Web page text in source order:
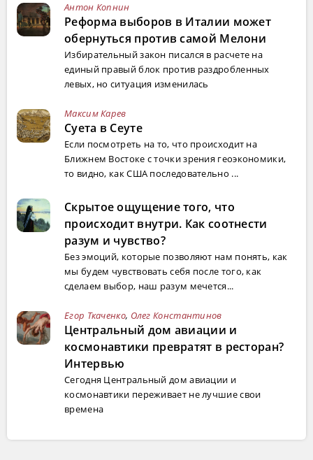
Антон Копнин
Реформа выборов в Италии может
обернуться против самой Мелони
Избирательный закон писался в расчете на
единый правый блок против раздробленных
левых, но ситуация изменилась
Максим Карев
Суета в Сеуте
Если посмотреть на то, что происходит на
Ближнем Востоке с точки зрения геоэкономики,
то видно, как США последовательно ...
Скрытое ощущение того, что
происходит внутри. Как соотнести
разум и чувство?
Без эмоций, которые позволяют нам понять, как
мы будем чувствовать себя после того, как
сделаем выбор, наш разум мечется...
Егор Ткаченко, Олег Константинов
Центральный дом авиации и
космонавтики превратят в ресторан?
Интервью
Сегодня Центральный дом авиации и
космонавтики переживает не лучшие свои
времена